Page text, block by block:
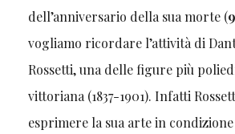
dell’anniversario della sua morte (
vogliamo ricordare l’attività di
Rossetti, una delle figure più
vittoriana (1837-1901). Infatti
esprimere la sua arte in